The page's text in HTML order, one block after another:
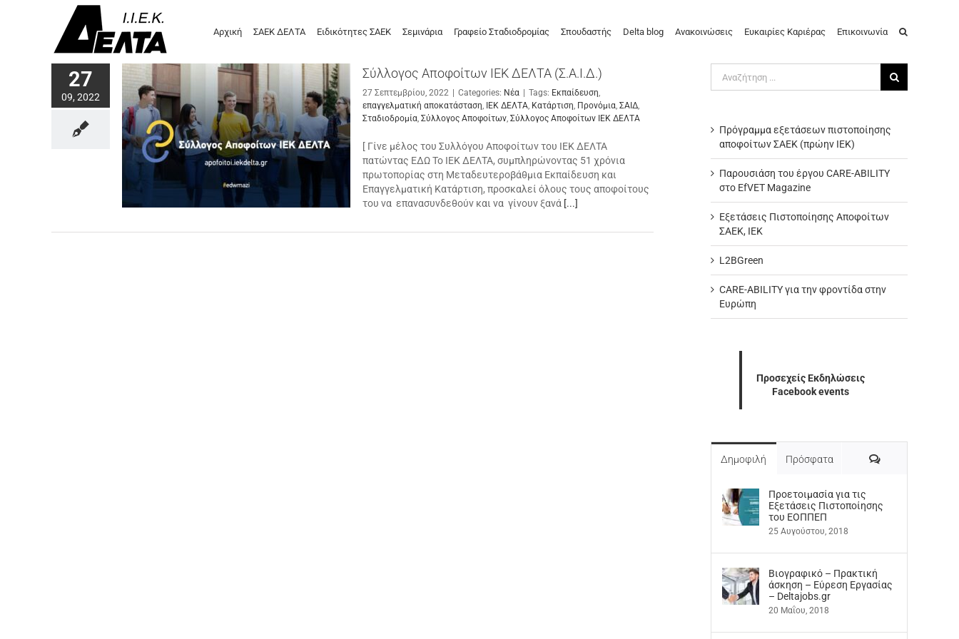
Αρχική ΣΑΕΚ ΔΕΛΤΑ Ειδικότητες ΣΑΕΚ Σεμινάρια Γραφείο Σταδιοδρομίας Σπουδαστής Delta blog Ανακοινώσεις Ευκαιρίες Καριέρας Επικοινωνία
27
09, 2022
Σύλλογος Αποφοίτων ΙΕΚ ΔΕΛΤΑ (Σ.Α.Ι.Δ.)
27 Σεπτεμβρίου, 2022 Categories: Νέα Tags: Εκπαίδευση,
επαγγελματική αποκατάσταση, ΙΕΚ ΔΕΛΤΑ, Κατάρτιση, Προνόμια, ΣΑΙΔ,
Σταδιοδρομία, Σύλλογος Αποφοίτων, Σύλλογος Αποφοίτων ΙΕΚ ΔΕΛΤΑ
[ Γίνε μέλος του Συλλόγου Αποφοίτων του ΙΕΚ ΔΕΛΤΑ
πατώντας ΕΔΩ Το ΙΕΚ ΔΕΛΤΑ, συμπληρώνοντας 51 χρόνια
πρωτοπορίας στη Μεταδευτεροβάθμια Εκπαίδευση και
Επαγγελματική Κατάρτιση, προσκαλεί όλους τους αποφοίτους
του να επανασυνδεθούν και να γίνουν ξανά [...]
για:
Πρόγραμμα εξετάσεων πιστοποίησης
αποφοίτων ΣΑΕΚ (πρώην ΙΕΚ)
Παρουσιάση του έργου CARE-ABILITY
στο EfVET Magazine
Εξετάσεις Πιστοποίησης Αποφοίτων
ΣΑΕΚ, ΙΕΚ
L2BGreen
CARE-ABILITY για την φροντίδα στην
Ευρώπη
Προσεχείς Εκδηλώσεις
Facebook events
Δημοφιλή Πρόσφατα Σχόλια
Προετοιμασία για τις
Εξετάσεις Πιστοποίησης
του ΕΟΠΠΕΠ
25 Αυγούστου, 2018
Βιογραφικό – Πρακτική
άσκηση – Εύρεση Εργασίας
– Deltajobs.gr
20 Μαΐου, 2018